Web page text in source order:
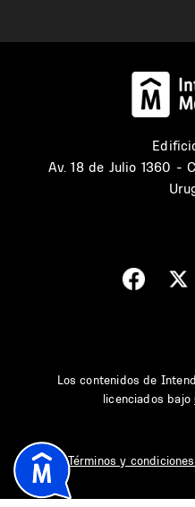
Av. 18 de Julio 1360 -
Los contenidos de
licenciados bajo
Términos y